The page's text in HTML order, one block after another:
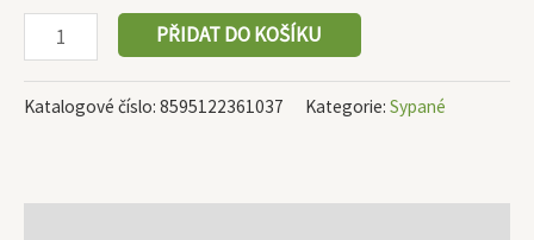
PŘIDAT DO KOŠÍKU
Katalogové číslo: 8595122361037 Kategorie: Sypané